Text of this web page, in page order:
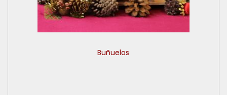
Buñuelos